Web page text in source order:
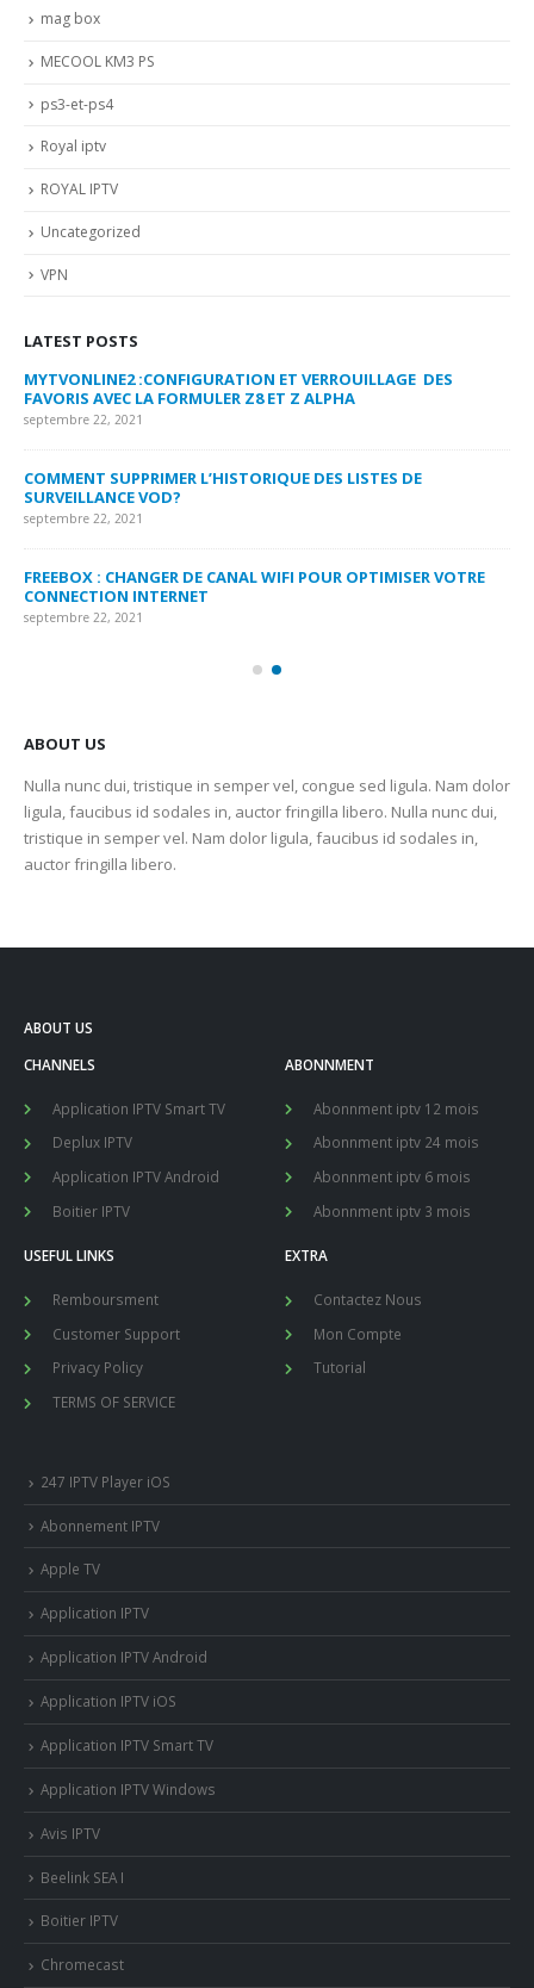
mag box
MECOOL KM3 PS
ps3-et-ps4
Royal iptv
ROYAL IPTV
Uncategorized
VPN
LATEST POSTS
MYTVONLINE2 :CONFIGURATION ET VERROUILLAGE DES
FAVORIS AVEC LA FORMULER Z8 ET Z ALPHA
septembre 22, 2021
COMMENT SUPPRIMER L’HISTORIQUE DES LISTES DE
SURVEILLANCE VOD?
septembre 22, 2021
FREEBOX : CHANGER DE CANAL WIFI POUR OPTIMISER VOTRE
CONNECTION INTERNET
septembre 22, 2021
ABOUT US
Nulla nunc dui, tristique in semper vel, congue sed ligula. Nam dolor
ligula, faucibus id sodales in, auctor fringilla libero. Nulla nunc dui,
tristique in semper vel. Nam dolor ligula, faucibus id sodales in,
auctor fringilla libero.
ABOUT US
CHANNELS
Application IPTV Smart TV
Deplux IPTV
Application IPTV Android
Boitier IPTV
ABONNMENT
Abonnment iptv 12 mois
Abonnment iptv 24 mois
Abonnment iptv 6 mois
Abonnment iptv 3 mois
USEFUL LINKS
Remboursment
Customer Support
Privacy Policy
TERMS OF SERVICE
EXTRA
Contactez Nous
Mon Compte
Tutorial
247 IPTV Player iOS
Abonnement IPTV
Apple TV
Application IPTV
Application IPTV Android
Application IPTV iOS
Application IPTV Smart TV
Application IPTV Windows
Avis IPTV
Beelink SEA I
Boitier IPTV
Chromecast